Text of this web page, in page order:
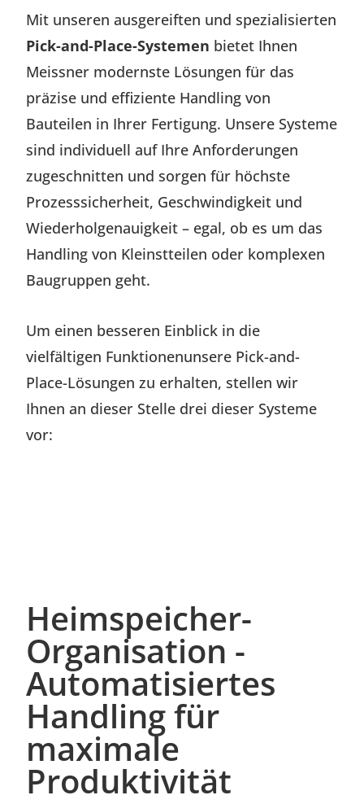
Mit unseren ausgereiften und spezialisierten
Pick-and-Place-Systemen bietet Ihnen
Meissner modernste Lösungen für das
präzise und effiziente Handling von
Bauteilen in Ihrer Fertigung. Unsere Systeme
sind individuell auf Ihre Anforderungen
zugeschnitten und sorgen für höchste
Prozesssicherheit, Geschwindigkeit und
Wiederholgenauigkeit – egal, ob es um das
Handling von Kleinstteilen oder komplexen
Baugruppen geht.
Um einen besseren Einblick in die
vielfältigen Funktionenunsere Pick-and-
Place-Lösungen zu erhalten, stellen wir
Ihnen an dieser Stelle drei dieser Systeme
vor:
Heimspeicher-
Organisation -
Automatisiertes
Handling für
maximale
Produktivität